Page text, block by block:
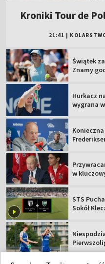
Kroniki Tour de
21:41
Świątek
Znamy
Hurkacz
wygrana
w
STS
Sokół